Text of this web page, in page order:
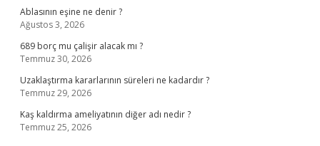
Ablasının eşine ne denir ?
Ağustos 3, 2026
689 borç mu çalişir alacak mı ?
Temmuz 30, 2026
Uzaklaştırma kararlarının süreleri ne kadardır ?
Temmuz 29, 2026
Kaş kaldırma ameliyatının diğer adı nedir ?
Temmuz 25, 2026